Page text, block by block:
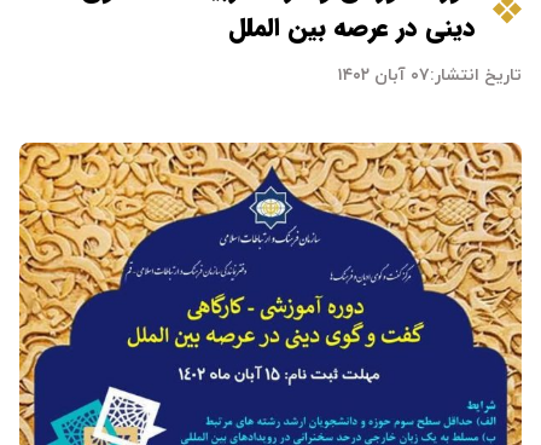
دینی در عرصه بین الملل
تاریخ انتشار:۰۷ آبان ۱۴۰۲